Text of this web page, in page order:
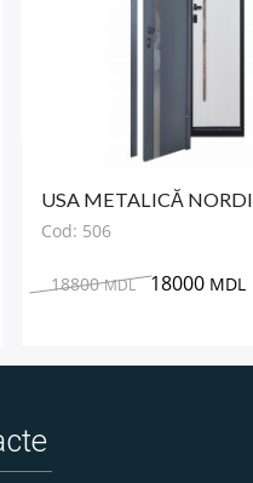
USA METALICĂ NORDI
Cod: 506
18800MDL 18000 MDL